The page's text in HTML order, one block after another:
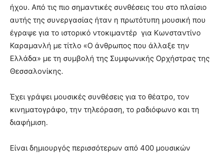
ήχου. Από τις πιο σημαντικές συνθέσεις του στο πλαίσιο
αυτής της συνεργασίας ήταν η πρωτότυπη μουσική που
έγραψε για το ιστορικό ντοκιμαντέρ για Κωνσταντίνο
Καραμανλή με τίτλο «Ο άνθρωπος που άλλαξε την
Ελλάδα» με τη συμβολή της Συμφωνικής Ορχήστρας της
Θεσσαλονίκης.
Έχει γράψει μουσικές συνθέσεις για το θέατρο, τον
κινηματογράφο, την τηλεόραση, το ραδιόφωνο και τη
διαφήμιση.
Είναι δημιουργός περισσότερων από 400 μουσικών